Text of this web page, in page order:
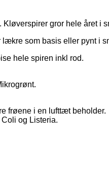
gror hele året i
som basis eller pynt i
hele spiren inkl rod.
frøene i en lufttæt beholder.
og Listeria.